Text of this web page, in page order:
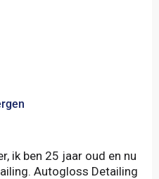
ik ben 25 jaar oud en nu
Autogloss Detailing